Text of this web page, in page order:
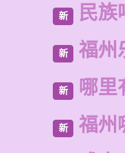
新 民
新 福州
新 哪里
新 福州